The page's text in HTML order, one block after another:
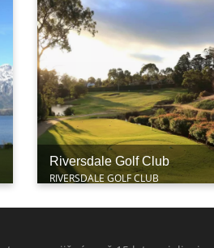
Riversdale Golf Club
RIVERSDALE GOLF CLUB